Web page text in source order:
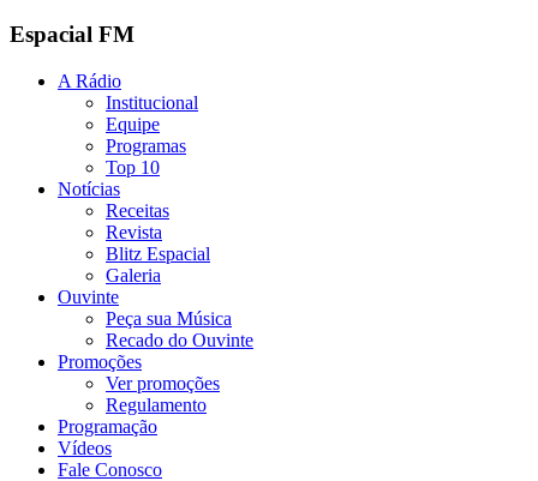
Espacial FM
A Rádio
Institucional
Equipe
Programas
Top 10
Notícias
Receitas
Revista
Blitz Espacial
Galeria
Ouvinte
Peça sua Música
Recado do Ouvinte
Promoções
Ver promoções
Regulamento
Programação
Vídeos
Fale Conosco